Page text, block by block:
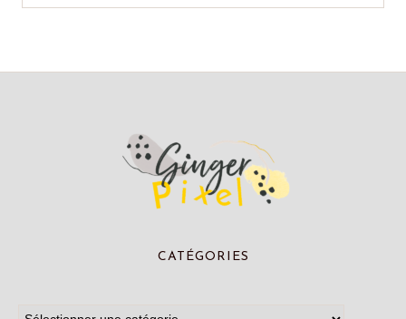
CATÉGORIES